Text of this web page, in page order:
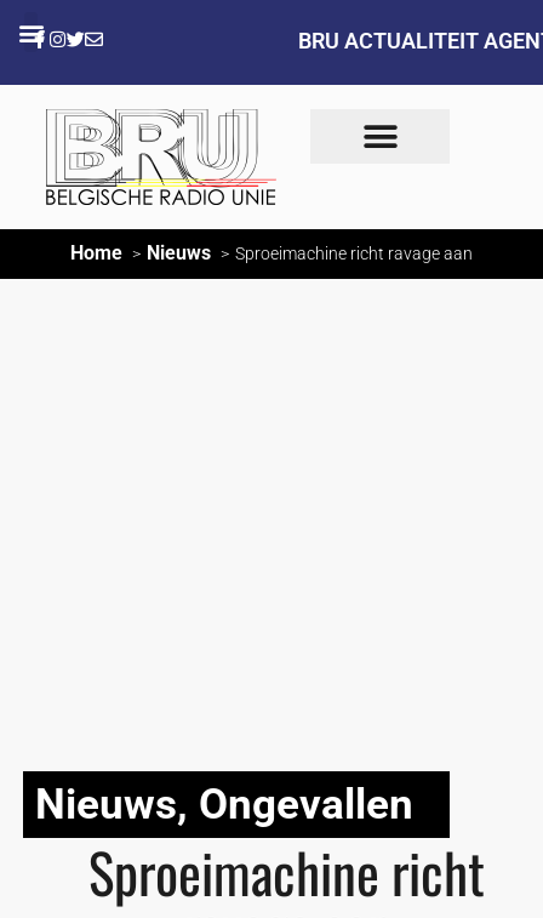
BRU ACTUALITEIT
Home Nieuws Sproeimachine richt ravage aan
Nieuws, Ongevallen
Sproeimachine richt